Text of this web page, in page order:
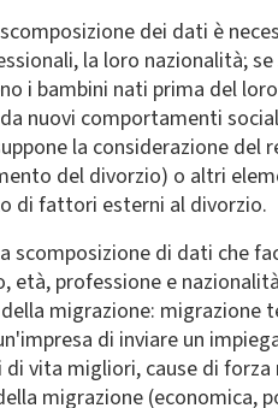
dei dati è
la loro nazionalità;
i bambini nati prima del
nuovi comportamenti
la considerazione
del divorzio) o altri
di fattori esterni al divorzio.
scomposizione di dati che
età, professione e
migrazione: migrazione
di inviare un
vita migliori, cause di
migrazione (economica,